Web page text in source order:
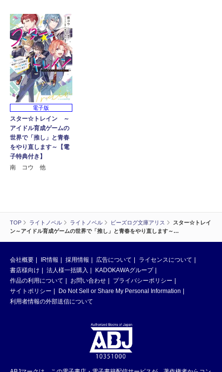
TOP ライトノベル ライトノベル ビーズログ文庫アリス
スター☆トレイ
ン～アイドル育成ゲームの世界で「推し」と青春をやり直します～…
電子版
スター☆トレイン ～
アイドル育成ゲームの
世界で「推し」と青春
をやり直します～【電
子特典付き】
南 コウ 他
会社概要 IR情報 採用情報 広告について
ライセンスについて
書店様向け
法人様一括購入
KADOKAWAグループ
作品の利用について
お問い合わせ
プライバシーポリシー
サイトポリシー
Do Not Sell or Share My Personal Information
利用者情報の外部送信について